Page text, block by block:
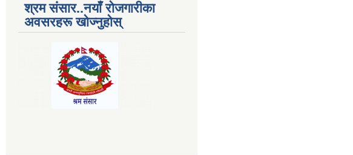
श्रम संसार..नयाँ रोजगारीका
अवसरहरू खोज्नुहोस्